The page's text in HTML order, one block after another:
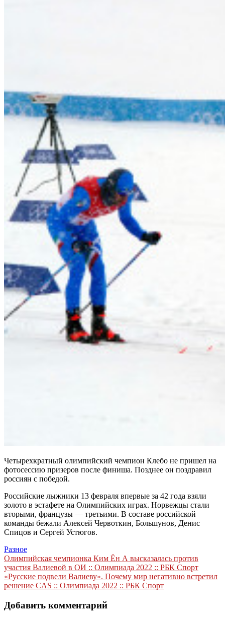
Четырехкратный олимпийский чемпион Клебо не пришел на
фотосессию призеров после финиша. Позднее он поздравил
россиян с победой.
Российские лыжники 13 февраля впервые за 42 года взяли
золото в эстафете на Олимпийских играх. Норвежцы стали
вторыми, французы — третьими. В составе российской
команды бежали Алексей Червоткин, Большунов, Денис
Спицов и Сергей Устюгов.
Разное
Навигация
по
записям
Олимпийская чемпионка Ким Ён А высказалась против
участия Валиевой в ОИ :: Олимпиада 2022 :: РБК Спорт
«Русские подвели Валиеву». Почему мир негативно встретил
решение CAS :: Олимпиада 2022 :: РБК Спорт
Добавить комментарий